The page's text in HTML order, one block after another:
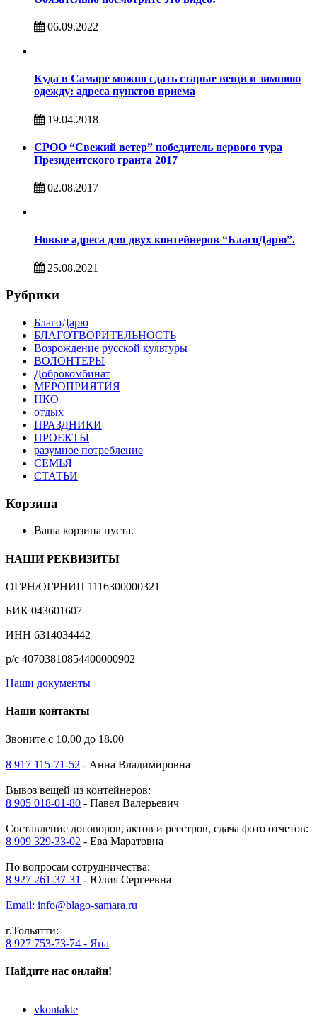
06.09.2022
Куда в Самаре можно сдать старые вещи и зимнюю
одежду: адреса пунктов приема
19.04.2018
СРОО “Свежий ветер” победитель первого тура
Президентского гранта 2017
02.08.2017
Новые адреса для двух контейнеров “БлагоДарю”.
25.08.2021
Рубрики
БлагоДарю
БЛАГОТВОРИТЕЛЬНОСТЬ
Возрождение русской культуры
ВОЛОНТЕРЫ
Доброкомбинат
МЕРОПРИЯТИЯ
НКО
отдых
ПРАЗДНИКИ
ПРОЕКТЫ
разумное потребление
СЕМЬЯ
СТАТЬИ
Корзина
Ваша корзина пуста.
НАШИ РЕКВИЗИТЫ
ОГРН/ОГРНИП 1116300000321
БИК 043601607
ИНН 6314034442
р/с 40703810854400000902
Наши документы
Наши контакты
Звоните с 10.00 до 18.00
8 917 115-71-52 - Анна Владимировна
Вывоз вещей из контейнеров:
8 905 018-01-80 - Павел Валерьевич
Составление договоров, актов и реестров, сдача фото отчетов:
8 909 329-33-02 - Ева Маратовна
По вопросам сотрудничества:
8 927 261-37-31 - Юлия Сергеевна
Email: info@blago-samara.ru
г.Тольятти:
8 927 753-73-74 - Яна
Найдите нас онлайн!
vkontakte